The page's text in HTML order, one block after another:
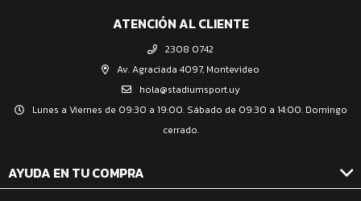
ATENCIÓN AL CLIENTE
2308 0742
Av. Agraciada 4097, Montevideo
hola@stadiumsport.uy
Lunes a Viernes de 09:30 a 19:00. Sábado de 09:30 a 14:00. Domingo
cerrado.
AYUDA EN TU COMPRA